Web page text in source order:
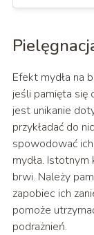
Efekt mydła na
jeśli pamięta się
jest unikanie
przykładać do
spowodować
mydła.
brwi. Należy
zapobiec ich
pomoże
podrażnień.